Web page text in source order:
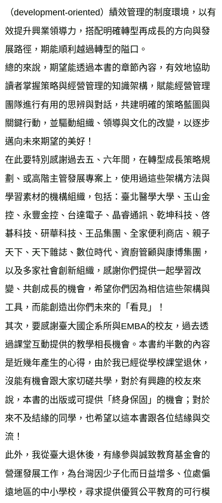
（development-oriented）績效管理的制度環境，以有
效提升興業領導力，搭配明確轉型再成長的方向與發
展路徑，期能順利越過轉型的隘口。
總的來說，期望能透過本書的章節內容，有效地協助
讀者掌握策略與經營管理的知識架構，賦能經營管理
團隊進行有用的思辨與對話，共建明確的策略藍圖與
關鍵行動，並驅動組織、領導與文化的改變，以逐步
邁向未來期望的美好！
在此要特別感謝過去五、六年間，在轉型成長策略規
劃、或高階主管發展專案上，使用過這些架構方法與
學習素材的機構組織，包括：臺北醫學大學、玉山金
控、永豐金控、台達電子、晶睿通訊、乾坤科技、啓
碁科技、研華科技、王品集團、全家便利商店、親子
天下、天下雜誌、數位時代、資廚管顧與康博集團，
以及多家社會創新組織，感謝你們提供一起學習改
變、共創成長的機會，希望你們因為相信這些架構與
工具，而能創造出你們未來的「看見」！
其次，要感謝臺大國企系所與EMBA的校友，過去透
過課堂互動提供的教學相長機會。本書約半數的內容
是近幾年產生的心得，由於我已經從學校課堂退休，
沒能有機會跟大家切磋共學，對於有興趣的校友來
說，本書的出版或可提供「終身保固」的機會；對於
來不及結緣的同學，也希望以這本書跟各位結緣與交
流！
此外，我從臺大退休後，有緣參與誠致教育基金會的
營運發展工作，為台灣因少子化而日益增多、位處偏
遠地區的中小學校，尋求提供優質公平教育的可行模